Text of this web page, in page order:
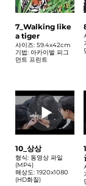
7_Walking like
a tiger
사이즈: 59.4x42cm
기법: 아카이벌 피그
먼트 프린트
10_상상
형식: 동영상 파일
(MP4)
해상도: 1920x1080
(HD화질)